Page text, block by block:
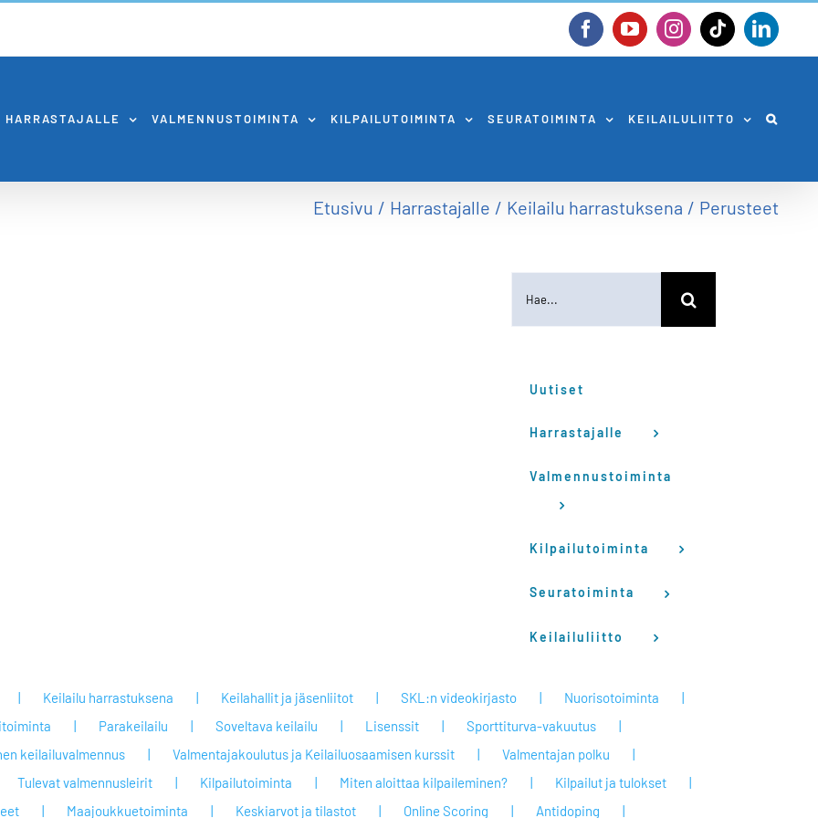
FacebookYouTubeInstagram
Tiktok
HARRASTAJALLE VALMENNUSTOIMINTA KILPAILUTOIMINTA SEURATOIMINTA KEILAILULIITTO
Etusivu Harrastajalle Keilailu harrastuksena Perusteet
Uutiset
Harrastajalle
Valmennustoiminta
Kilpailutoiminta
Seuratoiminta
Keilailuliitto
Keilailu harrastuksena Keilahallit ja jäsenliitot SKL:n videokirjasto
Nuorisotoiminta
Parakeilailu Soveltava keilailu Lisenssit
Sporttiturva-vakuutus
keilailuvalmennus Valmentajakoulutus ja Keilailuosaamisen kurssit
Valmentajan polku
Tulevat valmennusleirit Kilpailutoiminta Miten aloittaa kilpaileminen?
Kilpailut ja tulokset
Maajoukkuetoiminta Keskiarvot ja tilastot Online Scoring Antidoping